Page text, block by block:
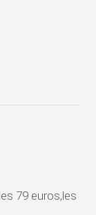
79 euros,les